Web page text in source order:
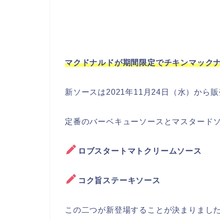
マクドナルドが期間限定でチキンマック
新ソースは2021年11月24日（水）から
定番のバーベキューソースとマスタード
ロブスタートマトクリームソース
コク旨ステーキソース
この二つが新登場することが決まりまし